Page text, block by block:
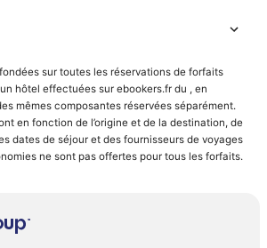
sur toutes les réservations de forfaits
hôtel effectuées sur ebookers.fr du , en
mêmes composantes réservées séparément.
en fonction de l’origine et de la destination, de
dates de séjour et des fournisseurs de voyages
ne sont pas offertes pour tous les forfaits.